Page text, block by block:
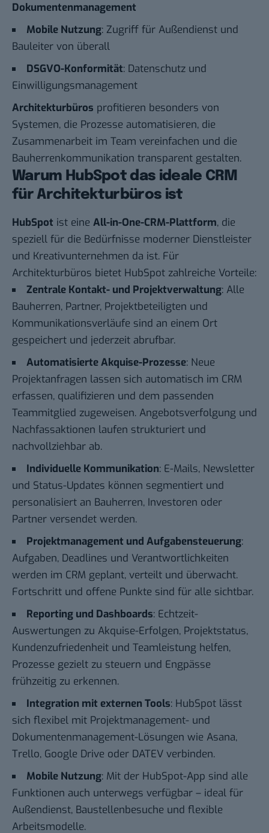
Dokumentenmanagement
Mobile Nutzung: Zugriff für Außendienst und
Bauleiter von überall
DSGVO-Konformität: Datenschutz und
Einwilligungsmanagement
Architekturbüros profitieren besonders von
Systemen, die Prozesse automatisieren, die
Zusammenarbeit im Team vereinfachen und die
Bauherrenkommunikation transparent gestalten.
Warum HubSpot das ideale CRM
für Architekturbüros ist
HubSpot ist eine All-in-One-CRM-Plattform, die
speziell für die Bedürfnisse moderner Dienstleister
und Kreativunternehmen da ist. Für
Architekturbüros bietet HubSpot zahlreiche Vorteile:
Zentrale Kontakt- und Projektverwaltung: Alle
Bauherren, Partner, Projektbeteiligten und
Kommunikationsverläufe sind an einem Ort
gespeichert und jederzeit abrufbar.
Automatisierte Akquise-Prozesse: Neue
Projektanfragen lassen sich automatisch im CRM
erfassen, qualifizieren und dem passenden
Teammitglied zugeweisen. Angebotsverfolgung und
Nachfassaktionen laufen strukturiert und
nachvollziehbar ab.
Individuelle Kommunikation: E-Mails, Newsletter
und Status-Updates können segmentiert und
personalisiert an Bauherren, Investoren oder
Partner versendet werden.
Projektmanagement und Aufgabensteuerung:
Aufgaben, Deadlines und Verantwortlichkeiten
werden im CRM geplant, verteilt und überwacht.
Fortschritt und offene Punkte sind für alle sichtbar.
Reporting und Dashboards: Echtzeit-
Auswertungen zu Akquise-Erfolgen, Projektstatus,
Kundenzufriedenheit und Teamleistung helfen,
Prozesse gezielt zu steuern und Engpässe
frühzeitig zu erkennen.
Integration mit externen Tools: HubSpot lässt
sich flexibel mit Projektmanagement- und
Dokumentenmanagement-Lösungen wie Asana,
Trello, Google Drive oder DATEV verbinden.
Mobile Nutzung: Mit der HubSpot-App sind alle
Funktionen auch unterwegs verfügbar – ideal für
Außendienst, Baustellenbesuche und flexible
Arbeitsmodelle.